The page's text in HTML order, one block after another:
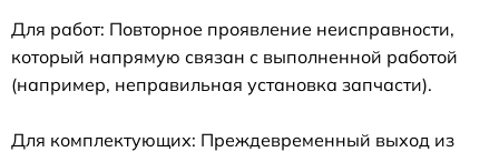
Для работ: Повторное проявление неисправности,
который напрямую связан с выполненной работой
(например, неправильная установка запчасти).
Для комплектующих: Преждевременный выход из